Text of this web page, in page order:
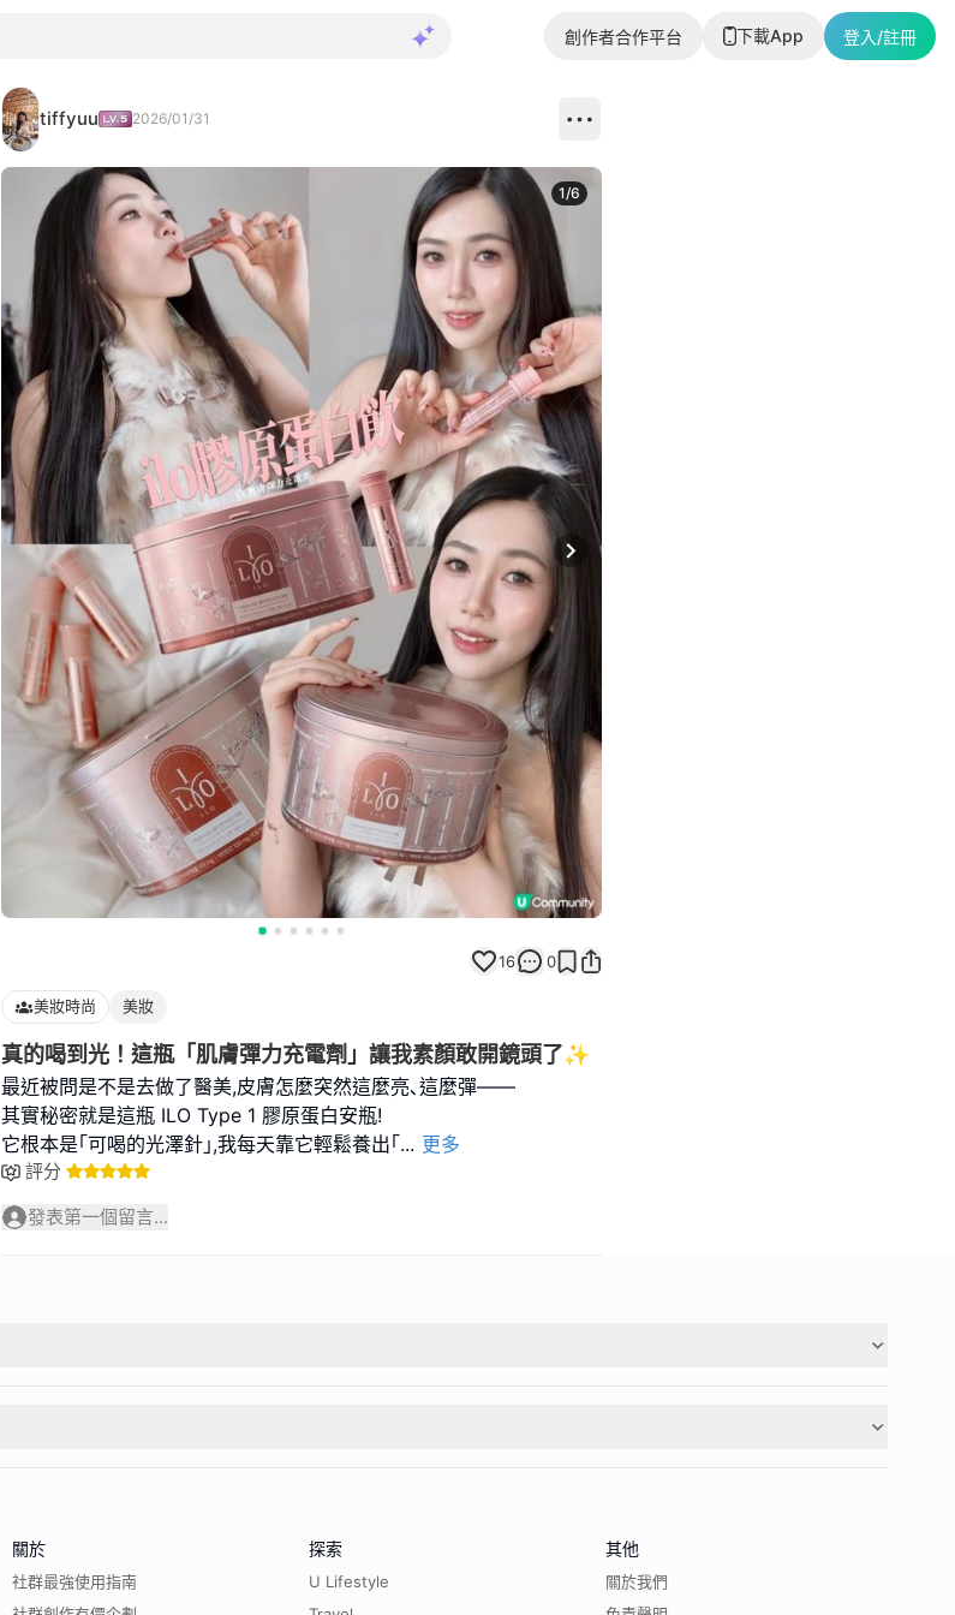
創作者合作平台 下載App 登入/註冊
tiffyuu 2026/01/31
Next slide
1/6
16 0
美妝時尚 美妝
真的喝到光！這瓶「肌膚彈力充電劑」讓我素顏敢開鏡頭了✨
最近被問是不是去做了醫美,皮膚怎麼突然這麼亮､這麼彈——
其實秘密就是這瓶 ILO Type 1 膠原蛋白安瓶!
它根本是｢可喝的光澤針｣,我每天靠它輕鬆養出｢... 更多
評分
發表第一個留言...
關於
社群最強使用指南
探索
U Lifestyle
其他
關於我們